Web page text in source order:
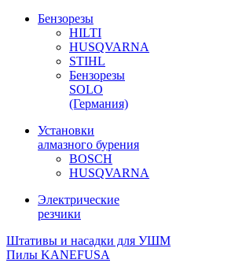
Бензорезы
HILTI
HUSQVARNA
STIHL
Бензорезы
SOLO
(Германия)
Установки
алмазного бурения
BOSCH
HUSQVARNA
Электрические
резчики
Штативы и насадки для УШМ
Пилы KANEFUSA